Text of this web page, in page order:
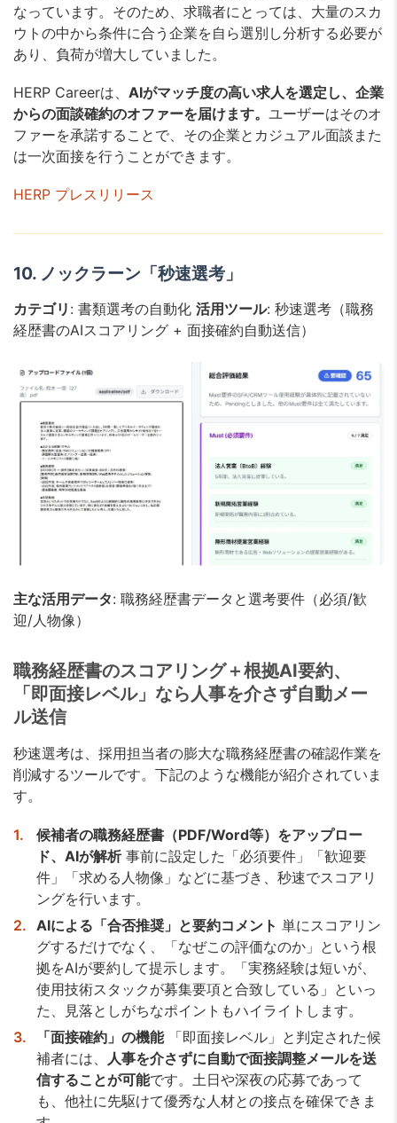
なっています。そのため、求職者にとっては、大量のスカ
ウトの中から条件に合う企業を自ら選別し分析する必要が
あり、負荷が増大していました。
HERP Careerは、 AIがマッチ度の高い求人を選定し、企業
からの面談確約のオファーを届けます。 ユーザーはそのオ
ファーを承諾することで、その企業とカジュアル面談また
は一次面接を行うことができます。
HERP プレスリリース
10. ノックラーン「秒速選考」
カテゴリ : 書類選考の自動化 活用ツール: 秒速選考（職務
経歴書のAIスコアリング + 面接確約自動送信）
主な活用データ: 職務経歴書データと選考要件（必須/歓
迎/人物像）
職務経歴書のスコアリング＋根拠AI要約、
「即面接レベル」なら人事を介さず自動メー
ル送信
秒速選考は、採用担当者の膨大な職務経歴書の確認作業を
削減するツールです。下記のような機能が紹介されていま
す。
候補者の職務経歴書（PDF/Word等）をアップロー
ド、AIが解析事前に設定した「必須要件」「歓迎要
件」「求める人物像」などに基づき、秒速でスコアリ
ングを行います。
AIによる「合否推奨」と要約コメント 単にスコアリン
グするだけでなく、「なぜこの評価なのか」という根
拠をAIが要約して提示します。「実務経験は短いが、
使用技術スタックが募集要項と合致している」といっ
た、見落としがちなポイントもハイライトします。
「面接確約」の機能「即面接レベル」と判定された候
補者には、
人事を介さずに自動で面接調整メールを送
信することが可能です。土日や深夜の応募であって
も、他社に先駆けて優秀な人材との接点を確保できま